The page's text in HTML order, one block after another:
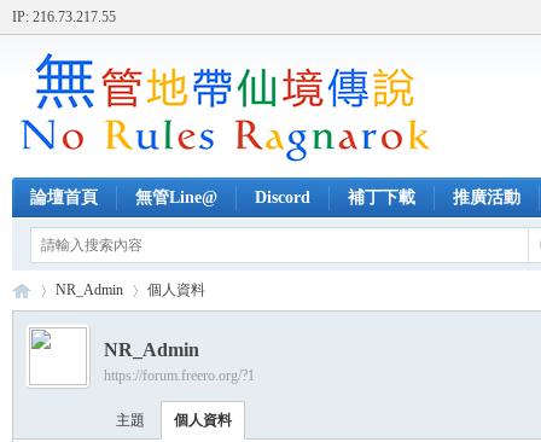
IP: 216.73.217.55
論壇首頁 無管Line@ Discord 補丁下載 推廣活動
›
NR_Admin 個人資料
NR_Admin
https://forum.freero.org/?1
主題 個人資料